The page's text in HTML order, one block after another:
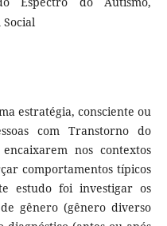
estratégia, consciente ou
com Transtorno do
nos contextos
comportamentos típicos
estudo foi investigar os
gênero (gênero diverso